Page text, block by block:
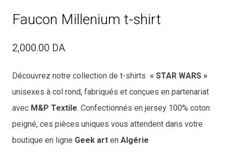
Faucon Millenium t-shirt
2,000.00 DA
Découvrez notre collection de t-shirts « STAR WARS »
unisexes à col rond, fabriqués et conçues en partenariat
avec M&P Textile. Confectionnés en jersey 100% coton
peigné, ces pièces uniques vous attendent dans votre
boutique en ligne Geek art en Algérie